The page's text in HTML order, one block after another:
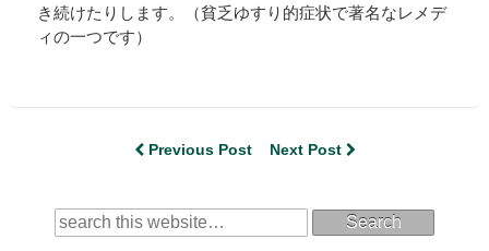
き続けたりします。（貧乏ゆすり的症状で著名なレメデ
ィの一つです）
Previous Post Next Post
Search